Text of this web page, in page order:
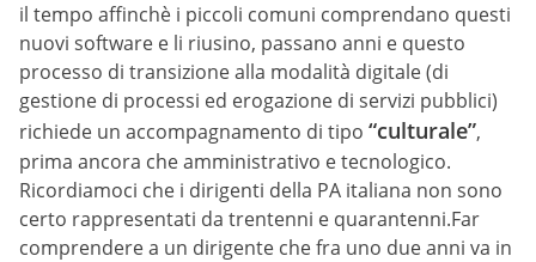
il tempo affinchè i piccoli comuni comprendano questi
nuovi software e li riusino, passano anni e questo
processo di transizione alla modalità digitale (di
gestione di processi ed erogazione di servizi pubblici)
richiede un accompagnamento di tipo “culturale”,
prima ancora che amministrativo e tecnologico.
Ricordiamoci che i dirigenti della PA italiana non sono
certo rappresentati da trentenni e quarantenni.Far
comprendere a un dirigente che fra uno due anni va in